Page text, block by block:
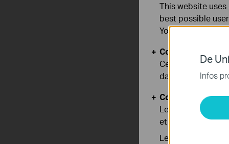
De
Infos
This website
best possible
You can find
Cookies basiques
Ces cookies sont
dans vos
Cookies
Les cookies
et ajuster les
Les cookies